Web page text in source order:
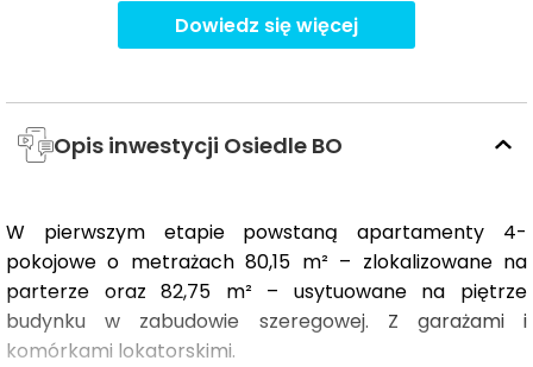
Dowiedz się więcej
Opis inwestycji Osiedle BO
W pierwszym etapie powstaną apartamenty 4-
pokojowe o metrażach 80,15 m² – zlokalizowane na
parterze oraz 82,75 m² – usytuowane na piętrze
budynku w zabudowie szeregowej. Z garażami i
komórkami lokatorskimi.